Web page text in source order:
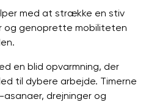
med at strække en stiv
og genoprette mobiliteten
en blid opvarmning, der
til dybere arbejde. Timerne
drejninger og